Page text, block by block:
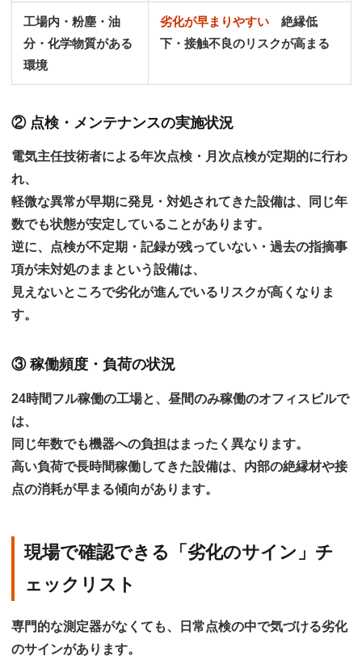
工場内・粉塵・油
分・化学物質がある
環境
劣化が早まりやすい 絶縁低
下・接触不良のリスクが高まる
② 点検・メンテナンスの実施状況
電気主任技術者による年次点検・月次点検が定期的に行わ
れ、
軽微な異常が早期に発見・対処されてきた設備は、同じ年
数でも状態が安定していることがあります。
逆に、
点検が不定期・記録が残っていない・過去の指摘事
項が未対処のまま という設備は、
見えないところで劣化が進んでいるリスクが高くなりま
す。
③ 稼働頻度・負荷の状況
24時間フル稼働の工場と、昼間のみ稼働のオフィスビルで
は、
同じ年数でも機器への負担はまったく異なります。
高い負荷で長時間稼働してきた設備は、内部の絶縁材や接
点の消耗が早まる傾向があります。
現場で確認できる「劣化のサイン」チ
ェックリスト
専門的な測定器がなくても、日常点検の中で気づける劣化
のサインがあります。